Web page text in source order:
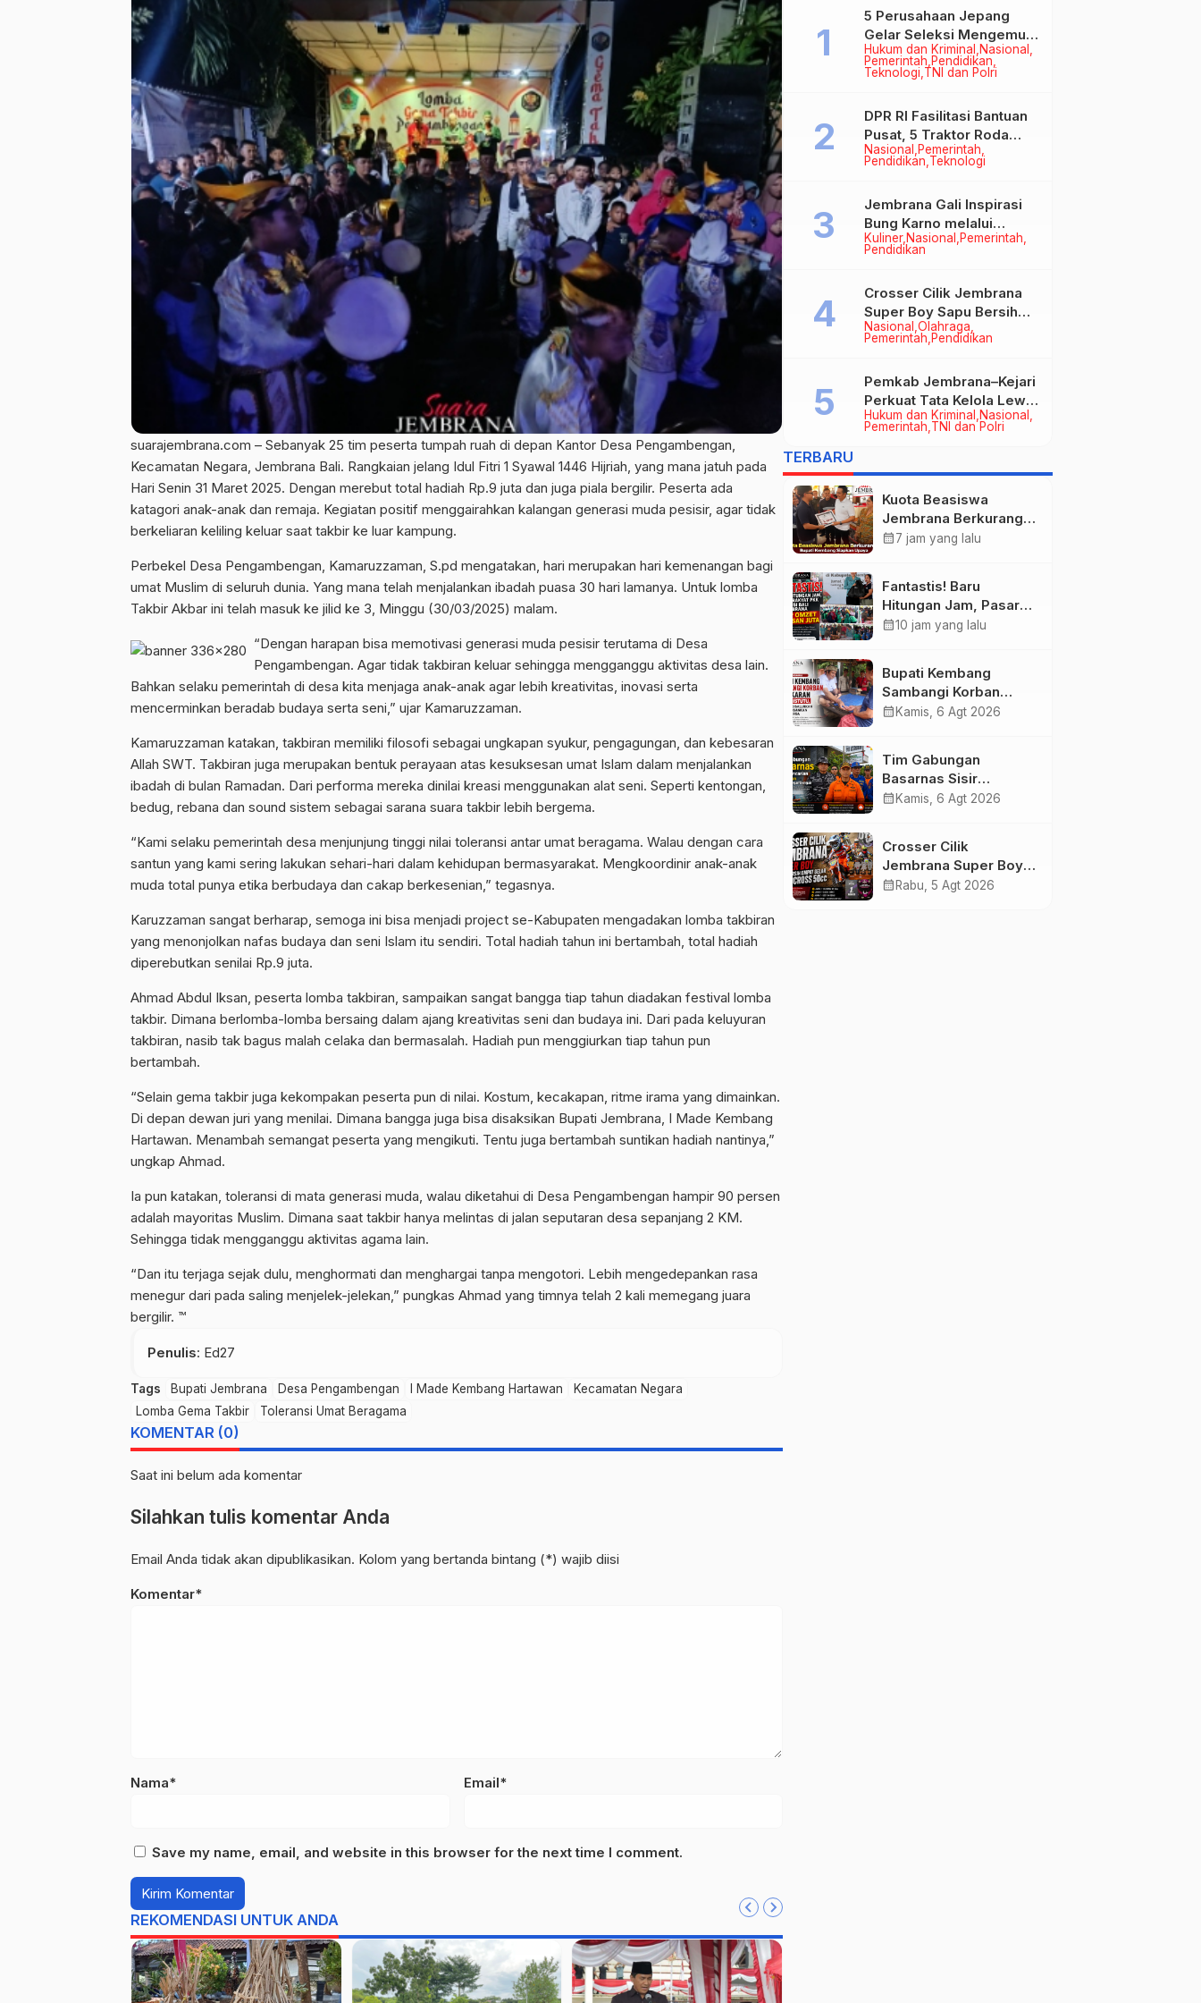
suarajembrana.com – Sebanyak 25 tim peserta tumpah ruah di depan Kantor Desa Pengambengan,
Kecamatan Negara, Jembrana Bali. Rangkaian jelang Idul Fitri 1 Syawal 1446 Hijriah, yang mana jatuh pada
Hari Senin 31 Maret 2025. Dengan merebut total hadiah Rp.9 juta dan juga piala bergilir. Peserta ada
katagori anak-anak dan remaja. Kegiatan positif menggairahkan kalangan generasi muda pesisir, agar tidak
berkeliaran keliling keluar saat takbir ke luar kampung.
Perbekel Desa Pengambengan, Kamaruzzaman, S.pd mengatakan, hari merupakan hari kemenangan bagi
umat Muslim di seluruh dunia. Yang mana telah menjalankan ibadah puasa 30 hari lamanya. Untuk lomba
Takbir Akbar ini telah masuk ke jilid ke 3, Minggu (30/03/2025) malam.
“Dengan harapan bisa memotivasi generasi muda pesisir terutama di Desa
Pengambengan. Agar tidak takbiran keluar sehingga mengganggu aktivitas desa lain.
Bahkan selaku pemerintah di desa kita menjaga anak-anak agar lebih kreativitas, inovasi serta
mencerminkan beradab budaya serta seni,” ujar Kamaruzzaman.
Kamaruzzaman katakan, takbiran memiliki filosofi sebagai ungkapan syukur, pengagungan, dan kebesaran
Allah SWT. Takbiran juga merupakan bentuk perayaan atas kesuksesan umat Islam dalam menjalankan
ibadah di bulan Ramadan. Dari performa mereka dinilai kreasi menggunakan alat seni. Seperti kentongan,
bedug, rebana dan sound sistem sebagai sarana suara takbir lebih bergema.
“Kami selaku pemerintah desa menjunjung tinggi nilai toleransi antar umat beragama. Walau dengan cara
santun yang kami sering lakukan sehari-hari dalam kehidupan bermasyarakat. Mengkoordinir anak-anak
muda total punya etika berbudaya dan cakap berkesenian,” tegasnya.
Karuzzaman sangat berharap, semoga ini bisa menjadi project se-Kabupaten mengadakan lomba takbiran
yang menonjolkan nafas budaya dan seni Islam itu sendiri. Total hadiah tahun ini bertambah, total hadiah
diperebutkan senilai Rp.9 juta.
Ahmad Abdul Iksan, peserta lomba takbiran, sampaikan sangat bangga tiap tahun diadakan festival lomba
takbir. Dimana berlomba-lomba bersaing dalam ajang kreativitas seni dan budaya ini. Dari pada keluyuran
takbiran, nasib tak bagus malah celaka dan bermasalah. Hadiah pun menggiurkan tiap tahun pun
bertambah.
“Selain gema takbir juga kekompakan peserta pun di nilai. Kostum, kecakapan, ritme irama yang dimainkan.
Di depan dewan juri yang menilai. Dimana bangga juga bisa disaksikan Bupati Jembrana, I Made Kembang
Hartawan. Menambah semangat peserta yang mengikuti. Tentu juga bertambah suntikan hadiah nantinya,”
ungkap Ahmad.
Ia pun katakan, toleransi di mata generasi muda, walau diketahui di Desa Pengambengan hampir 90 persen
adalah mayoritas Muslim. Dimana saat takbir hanya melintas di jalan seputaran desa sepanjang 2 KM.
Sehingga tidak mengganggu aktivitas agama lain.
“Dan itu terjaga sejak dulu, menghormati dan menghargai tanpa mengotori. Lebih mengedepankan rasa
menegur dari pada saling menjelek-jelekan,” pungkas Ahmad yang timnya telah 2 kali memegang juara
bergilir. ™
Penulis: Ed27
Tags Bupati Jembrana Desa Pengambengan I Made Kembang Hartawan
Kecamatan Negara
Lomba Gema Takbir
Toleransi Umat Beragama
KOMENTAR (0)
Saat ini belum ada komentar
Silahkan tulis komentar Anda
Email Anda tidak akan dipublikasikan. Kolom yang bertanda bintang (*) wajib diisi
Komentar*
Nama* Email*
Save my name, email, and website in this browser for the next time I comment.
REKOMENDASI UNTUK ANDA
Hukum dan Kriminal
Nasional
Pemerintah Pendidikan
Teknologi TNI dan Polri
5 Perusahaan Jepang
Gelar Seleksi Mengemudi
di Jembrana, Buka
Peluang Kerja bagi Calon
Nasional
Pemerintah
Pendidikan Teknologi
DPR RI Fasilitasi Bantuan
Pusat, 5 Traktor Roda
Empat Resmi Perkuat
Mekanisasi Pertanian
Kuliner Nasional
Pemerintah
Pendidikan
Jembrana Gali Inspirasi
Bung Karno melalui
Lomba Cipta Menu
Nasional Olahraga
Pemerintah Pendidikan
Crosser Cilik Jembrana
Super Boy Sapu Bersih
Empat Gelar Motocross
Hukum dan Kriminal
Nasional
Pemerintah TNI dan Polri
Pemkab Jembrana–Kejari
Perkuat Tata Kelola Lewat
Kerja Sama Hukum Datun
TERBARU
Kuota Beasiswa
Jembrana Berkurang,
Bupati Kembang
II
calendar_month7 jam yang lalu
Fantastis! Baru
Hitungan Jam, Pasar
Rakyat PKK Provinsi
calendar_month10 jam yang lalu
Bupati Kembang
Sambangi Korban
Kebakaran di
Ringankan Beban
Warga
calendar_month Kamis, 6 Agt 2026
Tim Gabungan
Basarnas Sisir
Pencarian Nelayan
calendar_month Kamis, 6 Agt 2026
Crosser Cilik
Jembrana Super Boy
Sapu Bersih Empat
calendar_month Rabu, 5 Agt 2026